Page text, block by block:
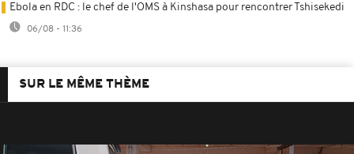
Ebola en RDC : le chef de l'OMS à Kinshasa pour rencontrer Tshisekedi
06/08 - 11:36
SUR LE MÊME THÈME